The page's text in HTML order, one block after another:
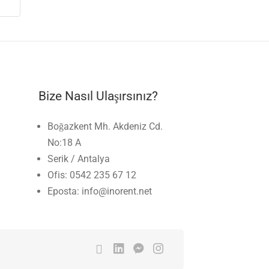
Bize Nasıl Ulaşırsınız?
Boğazkent Mh. Akdeniz Cd.
No:18 A
Serik / Antalya
Ofis: 0542 235 67 12
Eposta: info@inorent.net